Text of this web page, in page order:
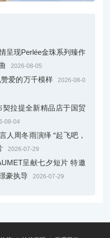
呈现Perlée金珠系列臻作
2026-08-05
爱的万千模样 2026-08-0
拉提全新精品店于国贸
08-04
人周冬雨演绎 “起飞吧，
2026-07-29
呈献七夕短片 特邀
豪执导
2026-07-29